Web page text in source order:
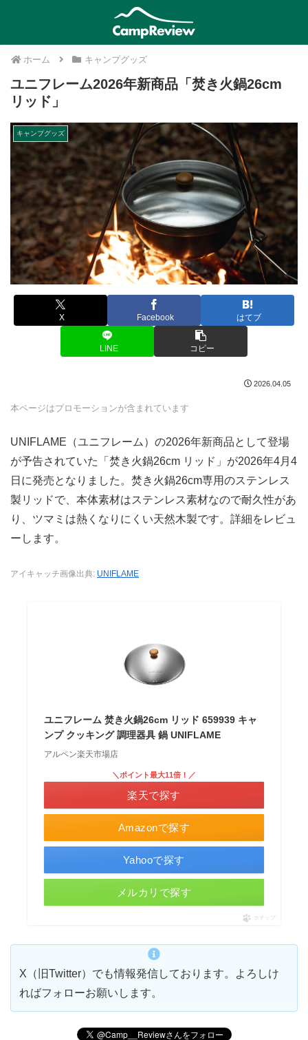
ホーム キャンプグッズ
ユニフレーム2026年新商品「焚き火鍋26cm
リッド」
キャンプグッズ
X Facebook はてブ
LINE コピー
2026.04.05
本ページはプロモーションが含まれています
UNIFLAME（ユニフレーム）の2026年新商品として登場
が予告されていた「焚き火鍋26cm リッド」が2026年4月4
日に発売となりました。焚き火鍋26cm専用のステンレス
製リッドで、本体素材はステンレス素材なので耐久性があ
り、ツマミは熱くなりにくい天然木製です。詳細をレビュ
ーします。
アイキャッチ画像出典: UNIFLAME
ユニフレーム 焚き火鍋26cm リッド 659939 キャ
ンプ クッキング 調理器具 鍋 UNIFLAME
アルペン楽天市場店
Amazonで探す
＼ポイント最大11倍！／
楽天で探す
Yahooで探す
メルカリで探す
ポチップ
X（旧Twitter）でも情報発信しております。よろしけ
ればフォローお願いします。